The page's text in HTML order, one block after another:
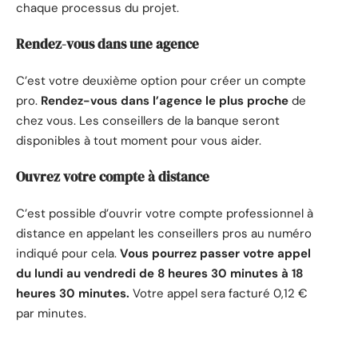
chaque processus du projet.
Rendez-vous dans une agence
C’est votre deuxième option pour créer un compte
pro. Rendez-vous dans l’agence le plus proche de
chez vous. Les conseillers de la banque seront
disponibles à tout moment pour vous aider.
Ouvrez votre compte à distance
C’est possible d’ouvrir votre compte professionnel à
distance en appelant les conseillers pros au numéro
indiqué pour cela. Vous pourrez passer votre appel
du lundi au vendredi de 8 heures 30 minutes à 18
heures 30 minutes. Votre appel sera facturé 0,12 €
par minutes.